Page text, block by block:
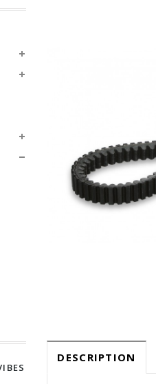
DESCRIPTION